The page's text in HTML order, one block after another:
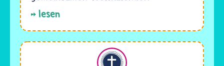
lesen
Christentum